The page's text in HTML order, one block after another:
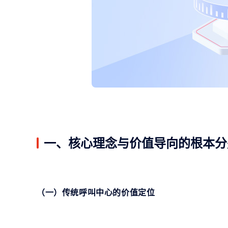
一、核心理念与价值导向的根本
（一）传统呼叫中心的价值定位